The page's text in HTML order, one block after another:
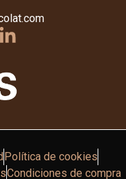
Política de cookies
Condiciones de compra